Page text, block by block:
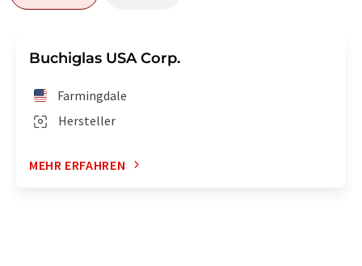
Buchiglas USA Corp.
Hersteller
Farmingdale
MEHR ERFAHREN